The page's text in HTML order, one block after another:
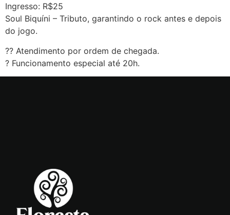
Ingresso: R$25
Soul Biquíni – Tributo, garantindo o rock antes e depois
do jogo.
?? Atendimento por ordem de chegada.
? Funcionamento especial até 20h.